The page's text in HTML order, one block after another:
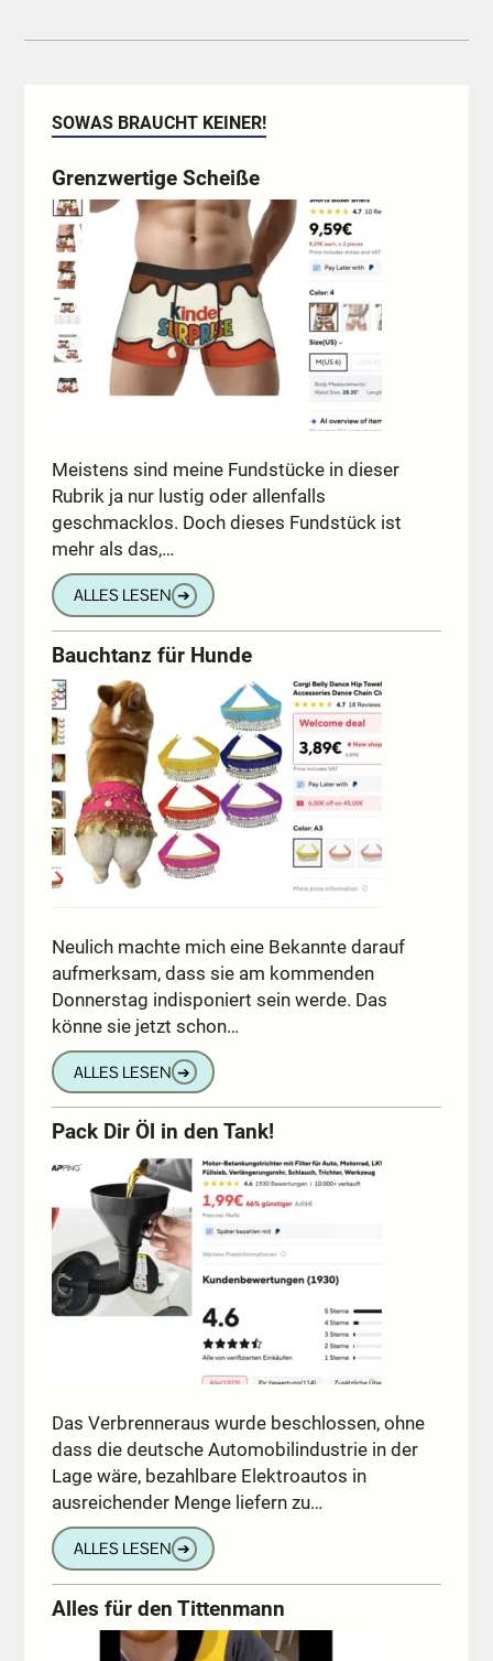
SOWAS BRAUCHT KEINER!
Grenzwertige Scheiße
Meistens sind meine Fundstücke in dieser
Rubrik ja nur lustig oder allenfalls
geschmacklos. Doch dieses Fundstück ist
mehr als das,…
ALLES LESEN ➔
Bauchtanz für Hunde
Neulich machte mich eine Bekannte darauf
aufmerksam, dass sie am kommenden
Donnerstag indisponiert sein werde. Das
könne sie jetzt schon…
ALLES LESEN ➔
Pack Dir Öl in den Tank!
Das Verbrenneraus wurde beschlossen, ohne
dass die deutsche Automobilindustrie in der
Lage wäre, bezahlbare Elektroautos in
ausreichender Menge liefern zu…
ALLES LESEN ➔
Alles für den Tittenmann